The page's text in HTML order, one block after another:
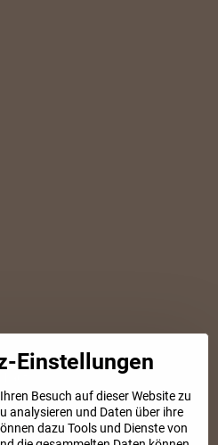
bis 15:00
Einstellungen
Besuch auf dieser Website zu
analysieren und Daten über ihre
dazu Tools und Dienste von